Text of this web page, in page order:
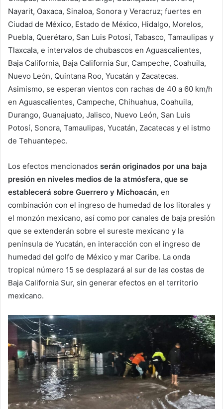
Nayarit, Oaxaca, Sinaloa, Sonora y Veracruz; fuertes en
Ciudad de México, Estado de México, Hidalgo, Morelos,
Puebla, Querétaro, San Luis Potosí, Tabasco, Tamaulipas y
Tlaxcala, e intervalos de chubascos en Aguascalientes,
Baja California, Baja California Sur, Campeche, Coahuila,
Nuevo León, Quintana Roo, Yucatán y Zacatecas.
Asimismo, se esperan vientos con rachas de 40 a 60 km/h
en Aguascalientes, Campeche, Chihuahua, Coahuila,
Durango, Guanajuato, Jalisco, Nuevo León, San Luis
Potosí, Sonora, Tamaulipas, Yucatán, Zacatecas y el istmo
de Tehuantepec.
Los efectos mencionados serán originados por una baja
presión en niveles medios de la atmósfera, que se
establecerá sobre Guerrero y Michoacán, en
combinación con el ingreso de humedad de los litorales y
el monzón mexicano, así como por canales de baja presión
que se extenderán sobre el sureste mexicano y la
península de Yucatán, en interacción con el ingreso de
humedad del golfo de México y mar Caribe. La onda
tropical número 15 se desplazará al sur de las costas de
Baja California Sur, sin generar efectos en el territorio
mexicano.